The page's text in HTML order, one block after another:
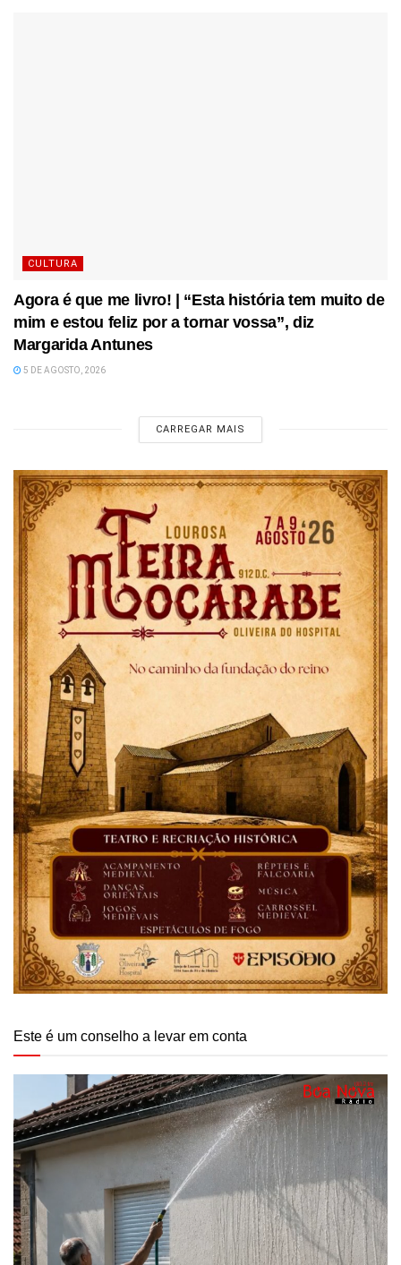
CULTURA
Agora é que me livro! | “Esta história tem muito de
mim e estou feliz por a tornar vossa”, diz
Margarida Antunes
5 DE AGOSTO, 2026
CARREGAR MAIS
Este é um conselho a levar em conta